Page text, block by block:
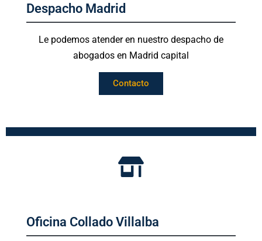
Despacho Madrid
Le podemos atender en nuestro despacho de
abogados en Madrid capital
Contacto
Oficina Collado Villalba